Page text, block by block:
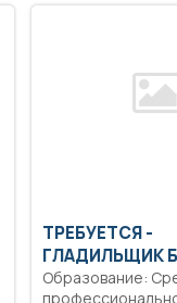
ТРЕБУЕТСЯ -
ГЛАДИЛЬЩИК
Образование: